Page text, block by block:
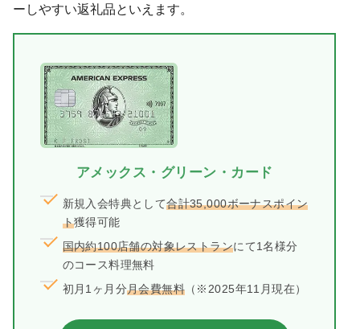
ーしやすい返礼品といえます。
アメックス・グリーン・カード
新規入会特典として合計35,000ボーナスポイン
ト獲得可能
国内約100店舗の対象レストランにて1名様分
のコース料理無料
初月1ヶ月分月会費無料 （※2025年11月現在）